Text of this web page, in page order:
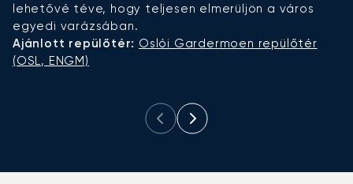
lehetővé téve, hogy teljesen elmerüljön a város
egyedi varázsában.
Ajánlott repülőtér: Oslói Gardermoen repülőtér
(OSL, ENGM)